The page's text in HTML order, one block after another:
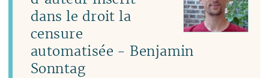
dans le droit la
censure
automatisée - Benjamin
Sonntag